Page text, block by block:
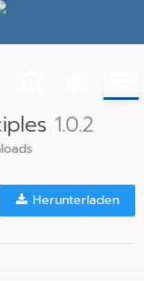
1.0.2
Herunterladen